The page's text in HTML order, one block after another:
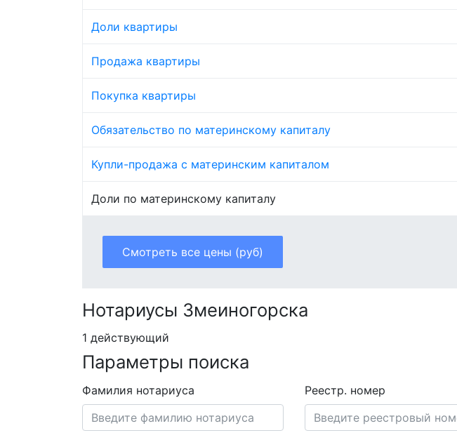
Доли квартиры
Продажа квартиры
Покупка квартиры
Обязательство по материнскому капиталу
Купли-продажа с материнским капиталом
Доли по материнскому капиталу
Смотреть все цены (руб)
Нотариусы Змеиногорска
1 действующий
Параметры поиска
Фамилия нотариуса Реестр. номер